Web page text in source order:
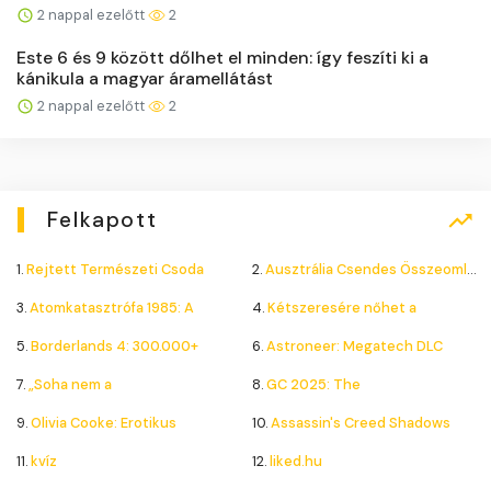
2 nappal ezelőtt 2
Este 6 és 9 között dőlhet el minden: így feszíti ki a
kánikula a magyar áramellátást
2 nappal ezelőtt 2
Felkapott
1.Rejtett Természeti Csoda 2.Ausztrália Csendes Összeomlása
3.Atomkatasztrófa 1985: A 4.Kétszeresére nőhet a
5.Borderlands 4: 300.000+ 6.Astroneer: Megatech DLC
7.„Soha nem a 8.GC 2025: The
9.Olivia Cooke: Erotikus 10.Assassin's Creed Shadows
11.kvíz 12.liked.hu